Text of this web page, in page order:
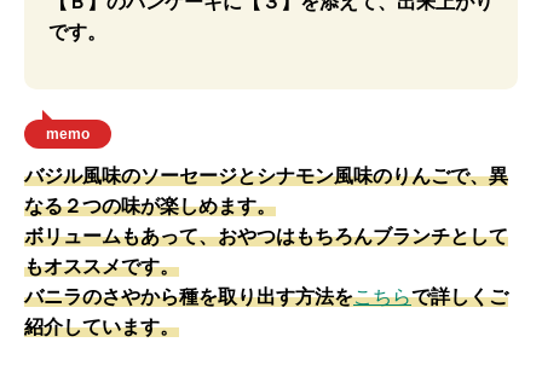
です。
memo
バジル風味のソーセージとシナモン風味のりんごで、異
なる２つの味が楽しめます。
ボリュームもあって、おやつはもちろんブランチとして
もオススメです。
バニラのさやから種を取り出す方法をこちらで詳しくご
紹介しています。